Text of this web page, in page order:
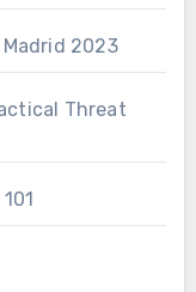
Madrid 2023
Threat